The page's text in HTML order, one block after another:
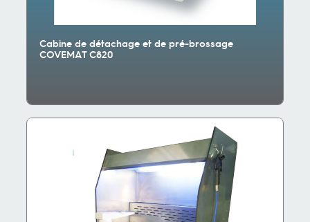
Cabine de détachage et de pré-brossage
COVEMAT C820